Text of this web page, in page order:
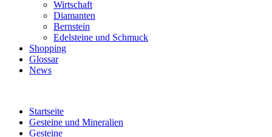
Wirtschaft
Diamanten
Bernstein
Edelsteine und Schmuck
Shopping
Glossar
News
Startseite
Gesteine und Mineralien
Gesteine